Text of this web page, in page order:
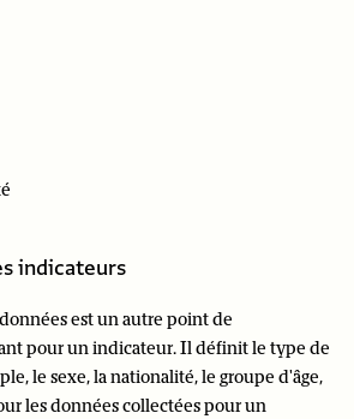
indicateurs
est un autre point de
pour un indicateur. Il définit le type de
le sexe, la nationalité, le groupe d'âge,
les données collectées pour un